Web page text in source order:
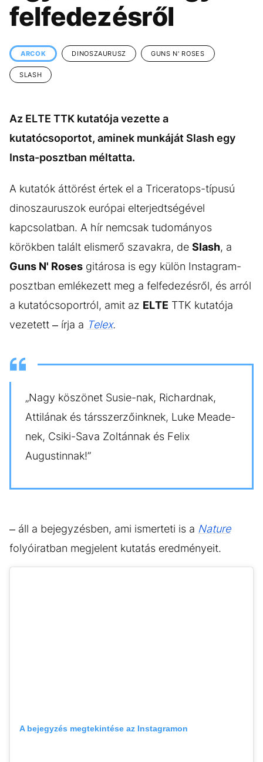
KÖZÉLET
ÉLETMÓD DESIGN
BESZÉLGETÉSEK ARCOK
VIDEÓ
felfedezésről
ARCOK DINOSZAURUSZ GUNS N' ROSES
SLASH
Az ELTE TTK kutatója vezette a
kutatócsoportot, aminek munkáját Slash egy
Insta-posztban méltatta.
A kutatók áttörést értek el a Triceratops-típusú
dinoszauruszok európai elterjedtségével
kapcsolatban. A hír nemcsak tudományos
körökben talált elismerő szavakra, de Slash, a
Guns N' Roses gitárosa is egy külön Instagram-
posztban emlékezett meg a felfedezésről, és arról
a kutatócsoportról, amit az ELTE TTK kutatója
vezetett – írja a Telex.
„Nagy köszönet Susie-nak, Richardnak,
Attilának és társszerzőinknek, Luke Meade-
nek, Csiki-Sava Zoltánnak és Felix
Augustinnak!”
– áll a bejegyzésben, ami ismerteti is a Nature
folyóiratban megjelent kutatás eredményeit.
A bejegyzés megtekintése az Instagramon